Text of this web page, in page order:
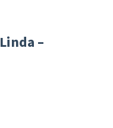
–